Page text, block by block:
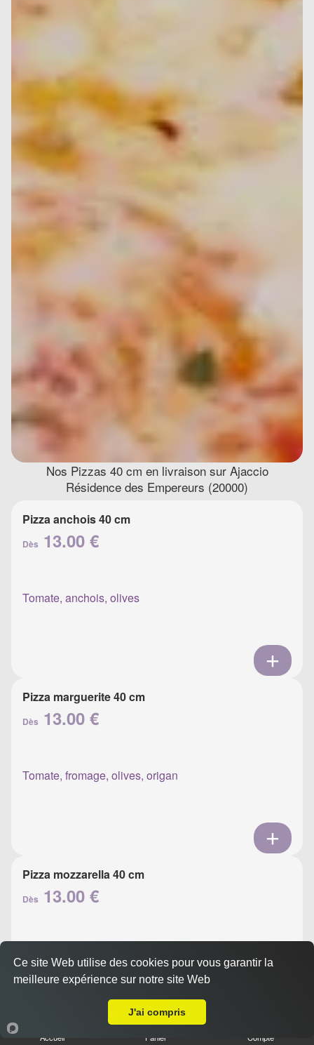
Nos Pizzas 40 cm en livraison sur Ajaccio
Résidence des Empereurs (20000)
Pizza anchois 40 cm
Dès 13.00 €
Tomate, anchois, olives
Pizza marguerite 40 cm
Dès 13.00 €
Tomate, fromage, olives, origan
Pizza mozzarella 40 cm
Dès 13.00 €
Accueil Panier Compte
Ce site Web utilise des cookies pour vous garantir la
meilleure expérience sur notre site Web
J'ai compris